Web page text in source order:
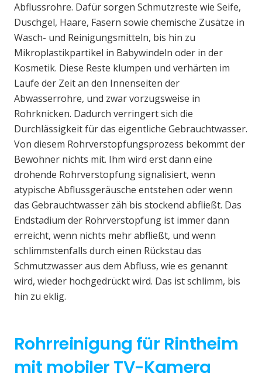
Abflussrohre. Dafür sorgen Schmutzreste wie Seife,
Duschgel, Haare, Fasern sowie chemische Zusätze in
Wasch- und Reinigungsmitteln, bis hin zu
Mikroplastikpartikel in Babywindeln oder in der
Kosmetik. Diese Reste klumpen und verhärten im
Laufe der Zeit an den Innenseiten der
Abwasserrohre, und zwar vorzugsweise in
Rohrknicken. Dadurch verringert sich die
Durchlässigkeit für das eigentliche Gebrauchtwasser.
Von diesem Rohrverstopfungsprozess bekommt der
Bewohner nichts mit. Ihm wird erst dann eine
drohende Rohrverstopfung signalisiert, wenn
atypische Abflussgeräusche entstehen oder wenn
das Gebrauchtwasser zäh bis stockend abfließt. Das
Endstadium der Rohrverstopfung ist immer dann
erreicht, wenn nichts mehr abfließt, und wenn
schlimmstenfalls durch einen Rückstau das
Schmutzwasser aus dem Abfluss, wie es genannt
wird, wieder hochgedrückt wird. Das ist schlimm, bis
hin zu eklig.
Rohrreinigung für Rintheim
mit mobiler TV-Kamera